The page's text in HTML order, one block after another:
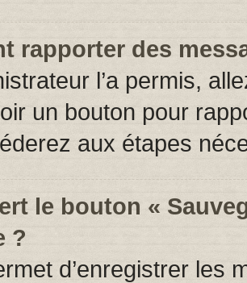
rapporter des
l’a permis,
un bouton pour
aux étapes
le bouton «
?
d’enregistrer les